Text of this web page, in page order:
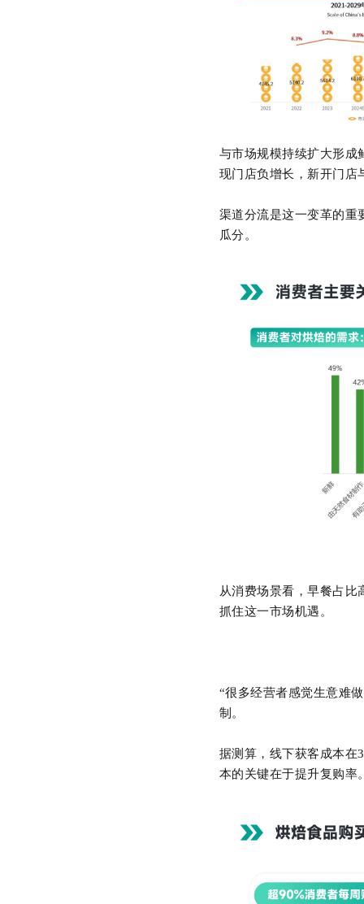
与市场规模持续扩大形成
现门店负增长，新开门店
渠道分流是这一变革的重
瓜分。
从消费场景看，早餐占比
抓住这一市场机遇。
“很多经营者感觉生意难
制。
据测算，线下获客成本在
本的关键在于提升复购率